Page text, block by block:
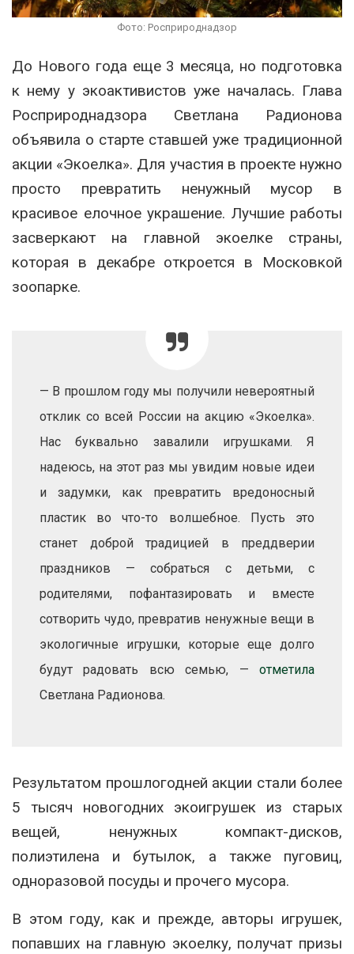
Фото: Росприроднадзор
До Нового года еще 3 месяца, но подготовка
к нему у экоактивистов уже началась. Глава
Росприроднадзора Светлана Радионова
объявила о старте ставшей уже традиционной
акции «Экоелка». Для участия в проекте нужно
просто превратить ненужный мусор в
красивое елочное украшение. Лучшие работы
засверкают на главной экоелке страны,
которая в декабре откроется в Московкой
зоопарке.
— В прошлом году мы получили невероятный
отклик со всей России на акцию «Экоелка».
Нас буквально завалили игрушками. Я
надеюсь, на этот раз мы увидим новые идеи
и задумки, как превратить вредоносный
пластик во что-то волшебное. Пусть это
станет доброй традицией в преддверии
праздников — собраться с детьми, с
родителями, пофантазировать и вместе
сотворить чудо, превратив ненужные вещи в
экологичные игрушки, которые еще долго
будут радовать всю семью, — отметила
Светлана Радионова.
Результатом прошлогодней акции стали более
5 тысяч новогодних экоигрушек из старых
вещей, ненужных компакт-дисков,
полиэтилена и бутылок, а также пуговиц,
одноразовой посуды и прочего мусора.
В этом году, как и прежде, авторы игрушек,
попавших на главную экоелку, получат призы